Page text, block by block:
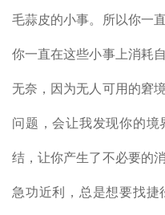
毛蒜皮的小事。所以你一
你一直在这些小事上消耗
无奈，因为无人可用的窘
问题，会让我发现你的境
结，让你产生了不必要的
急功近利，总是想要找